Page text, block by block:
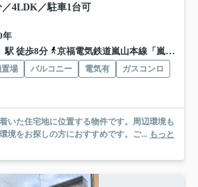
4LDK／駐車1台可
年
駅 徒歩8分
京福電気鉄道嵐山本線「嵐電嵯峨」駅 徒歩4分
場 バルコニー 電気有
ガスコンロ
いた住宅地に位置する物件です。周辺環境も
境をお探しの方におすすめです。ご... もっと